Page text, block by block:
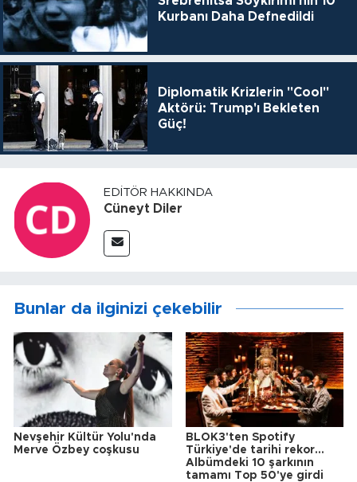
Kurbanı Daha Defnedildi
Diplomatik Krizlerin "Cool"
Aktörü: Trump'ı Bekleten
Güç!
EDITÖR HAKKINDA
Cüneyt Diler
Bunlar da ilginizi çekebilir
Nevşehir Kültür Yolu'nda
Merve Özbey coşkusu
BLOK3'ten Spotify
Türkiye'de tarihi rekor...
Albümdeki 10 şarkının
tamamı Top 50'ye girdi